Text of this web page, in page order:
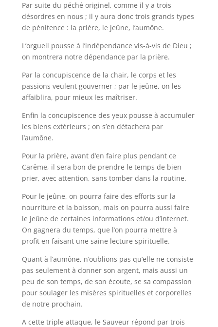
Par suite du péché originel, comme il y a trois
désordres en nous ; il y aura donc trois grands types
de pénitence : la prière, le jeûne, l’aumône.
L’orgueil pousse à l’indépendance vis-à-vis de Dieu ;
on montrera notre dépendance par la prière.
Par la concupiscence de la chair, le corps et les
passions veulent gouverner ; par le jeûne, on les
affaiblira, pour mieux les maîtriser.
Enfin la concupiscence des yeux pousse à accumuler
les biens extérieurs ; on s’en détachera par
l’aumône.
Pour la prière, avant d’en faire plus pendant ce
Carême, il sera bon de prendre le temps de bien
prier, avec attention, sans tomber dans la routine.
Pour le jeûne, on pourra faire des efforts sur la
nourriture et la boisson, mais on pourra aussi faire
le jeûne de certaines informations et/ou d’internet.
On gagnera du temps, que l’on pourra mettre à
profit en faisant une saine lecture spirituelle.
Quant à l’aumône, n’oublions pas qu’elle ne consiste
pas seulement à donner son argent, mais aussi un
peu de son temps, de son écoute, se sa compassion
pour soulager les misères spirituelles et corporelles
de notre prochain.
A cette triple attaque, le Sauveur répond par trois